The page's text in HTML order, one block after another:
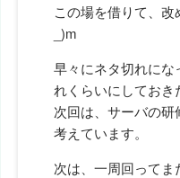
この場を借りて、改
_)m
早々にネタ切れにな
れくらいにしてお
次回は、サーバの研
考えています。
次は、一周回ってま